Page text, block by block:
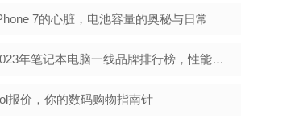
7的心脏，电池容量的奥秘与日常
2023年笔记本电脑一线品牌排行榜，性能、创新与用户满意度的综合考量
报价，你的数码购物指南针